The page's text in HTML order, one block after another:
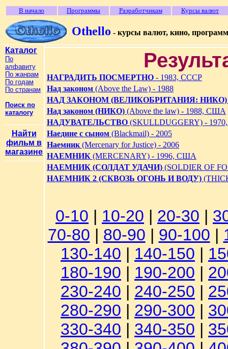
В начало Программы Разработчикам Курсы валют
Othello - курсы валют, кино,
Каталог
По
алфавиту
По жанрам
По годам
По странам
Поиск по
каталогу
Найти
фильм в
магазине
НАГРАДИТЬ ПОСМЕРТНО - 1983, СССР
Над законом (Above the Law) - 1988
НАД ЗАКОНОМ (ВЕЛИКОБРИТАНИЯ: НИКО)
Над законом (НИКО) (Above the law) - 1988, США
НАДУВАТЕЛЬСТВО (SKULLDUGGERY) -
Наедине с сыном (Blackmail) - 2005
Наемник (Mercenary for Justice) - 2006
НАЕМНИК (MERCENARY) - 1996, США
НАЕМНИК (СОЛДАТ УДАЧИ) (SOLDIER OF
НАЕМНИК 2 (СКВОЗЬ ОГОНЬ И ВОДУ)
0-10 | 10-20 | 20-30 |
70-80 | 80-90 | 90-100 |
130-140 | 140-150 |
180-190 | 190-200 |
230-240 | 240-250 |
280-290 | 290-300 |
330-340 | 340-350 |